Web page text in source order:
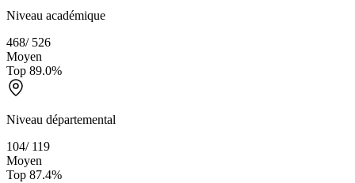
Niveau académique
468/ 526
Moyen
Top 89.0%
Niveau départemental
104/ 119
Moyen
Top 87.4%